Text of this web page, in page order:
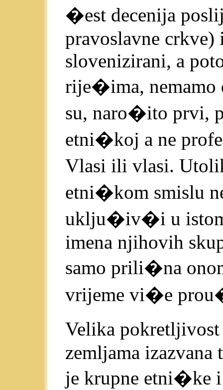
�est decenija
pravoslavne
slovenizirani, a
rije�ima, nemamo
su, naro�ito prvi,
etni�koj a ne
Vlasi ili vlasi.
etni�kom smislu
uklju�iv�i u istom
imena njihovih
samo prili�na
vrijeme vi�e
Velika
zemljama
je krupne etni�ke i